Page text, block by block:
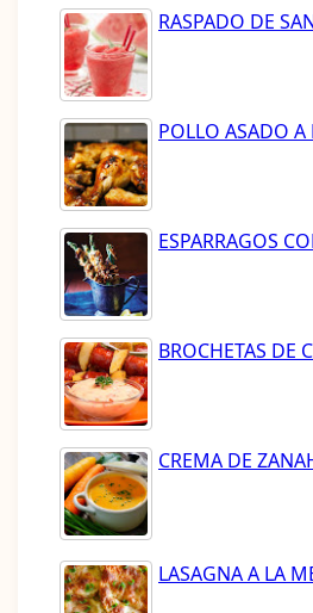
RASPADO DE
POLLO ASADO A
ESPARRAGOS
BROCHETAS DE
CREMA DE
LASAGNA A LA